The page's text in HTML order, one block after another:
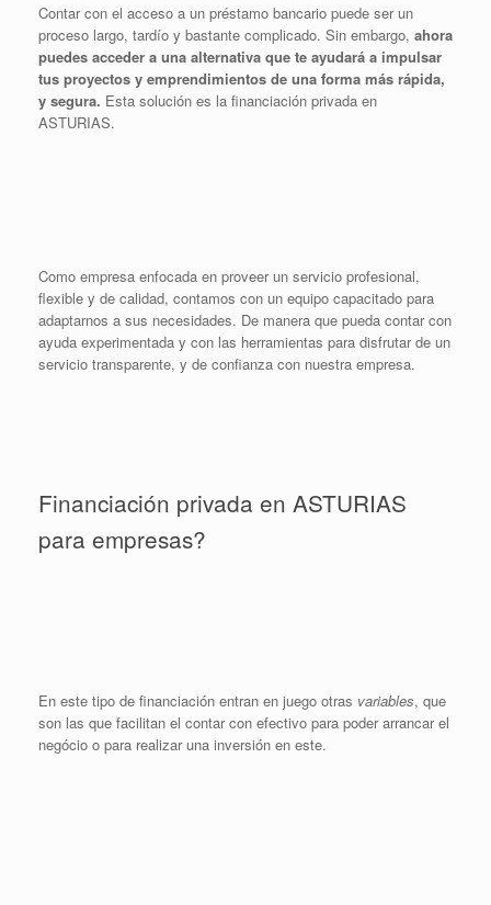
Contar con el acceso a un préstamo bancario puede ser un
proceso largo, tardío y bastante complicado. Sin embargo, ahora
puedes acceder a una alternativa que te ayudará a impulsar
tus proyectos y emprendimientos de una forma más rápida,
y segura. Esta solución es la financiación privada en
ASTURIAS.
Como empresa enfocada en proveer un servicio profesional,
flexible y de calidad, contamos con un equipo capacitado para
adaptarnos a sus necesidades. De manera que pueda contar con
ayuda experimentada y con las herramientas para disfrutar de un
servicio transparente, y de confianza con nuestra empresa.
Financiación privada en ASTURIAS
para empresas?
En este tipo de financiación entran en juego otras variables, que
son las que facilitan el contar con efectivo para poder arrancar el
negócio o para realizar una inversión en este.